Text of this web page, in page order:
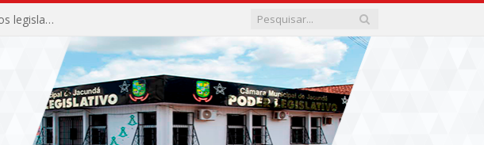
Câmara Municipal de Jacundá abre oficialmente os trabalhos legislativos de 2026